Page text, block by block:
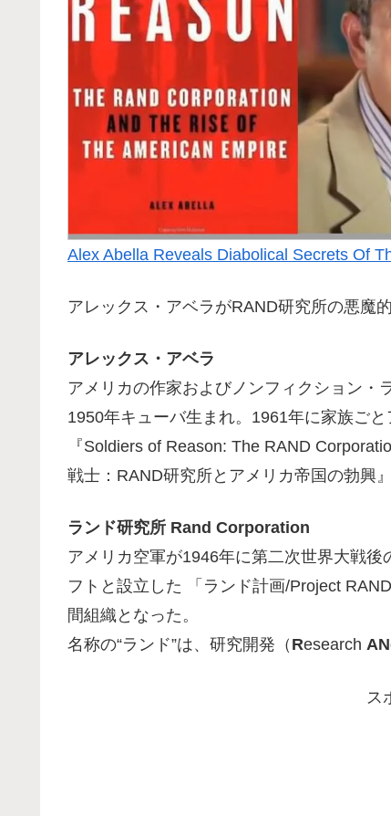
Alex Abella Reveals Diabolical Secrets Of
アレックス・アベラがRAND研究所の悪魔
アレックス・アベラ
アメリカの作家およびノンフィクション・
1950年キューバ生まれ。1961年に家族ごと
『Soldiers of Reason: The RAND
戦士：RAND研究所とアメリカ帝国の勃興
ランド研究所 Rand Corporation
アメリカ空軍が1946年に第二次世界大戦
フトと設立した 「ランド計画/Project
間組織となった。
名称の“ランド”は、研究開発（ Research AN
ス